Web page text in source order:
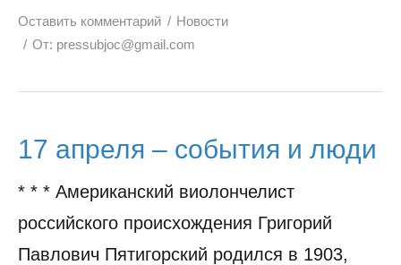
Оставить комментарий
Новости
От: pressubjoc@gmail.com
17 апреля – события и люди
* * * Американский виолончелист
российского происхождения Григорий
Павлович Пятигорский родился в 1903,